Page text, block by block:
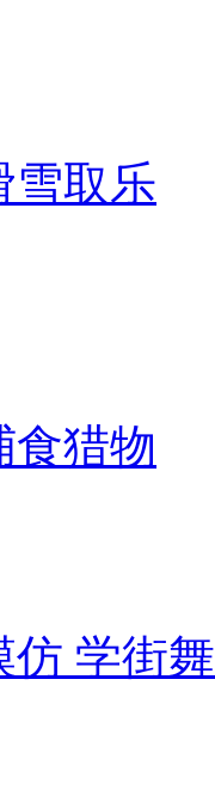
雪取乐
食猎物
仿 学街